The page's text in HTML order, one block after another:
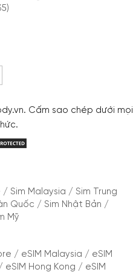
quốc tế.
kích hoạt đơn giản.
du lịch Serbia
nhiên, với mạng lưới
kết nối internet mọi
thông hàng đầu tại Áo,
du khách quốc tế với
ích khi sử dụng eSIM du
Cấm sao chép dưới mọi
/ Sim Malaysia / Sim Trung
Quốc / Sim Nhật Bản /
Mỹ
/ eSIM Malaysia / eSIM
eSIM Hong Kong / eSIM